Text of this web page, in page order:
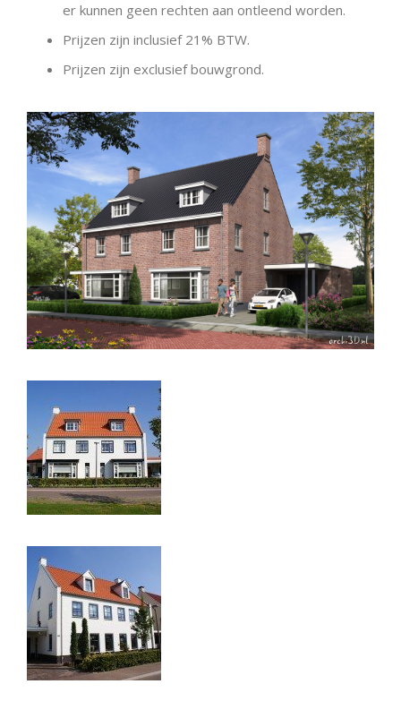
er kunnen geen rechten aan ontleend worden.
Prijzen zijn inclusief 21% BTW.
Prijzen zijn exclusief bouwgrond.